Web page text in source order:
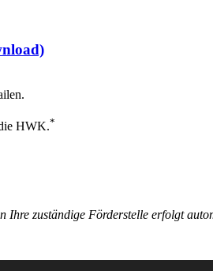
HWK.*
zuständige Förderstelle erfolgt